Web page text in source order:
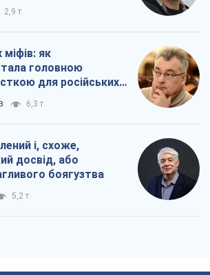
2,9 т.
міфів: як
головною
для російських
6,3 т.
і, схоже,
досвід, або
боягузтва
5,2 т.